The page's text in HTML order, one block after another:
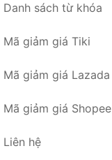
Danh sách từ khóa
Mã giảm giá Tiki
Mã giảm giá Lazada
Mã giảm giá Shopee
Liên hệ